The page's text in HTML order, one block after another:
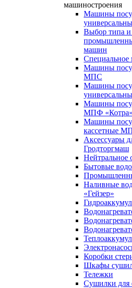
машиностроения
Машины
Выбор типа и
машин
Специальное
Машины
МПС
Машины
Машины
МПФ «Котра»
Машины
кассетные
Аксессуары
Гродторгмаш
Нейтральное
Бытовые
Наливные
«Гейзер»
Коробки
Шкафы
Тележки
Сушилки для